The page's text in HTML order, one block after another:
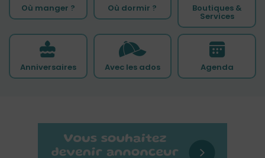
Où manger ? Où dormir ? Boutiques &
Services
Anniversaires Avec les ados Agenda